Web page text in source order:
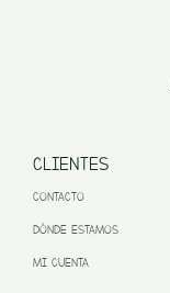
CLIENTES
CONTACTO
DÓNDE ESTAMOS
MI CUENTA